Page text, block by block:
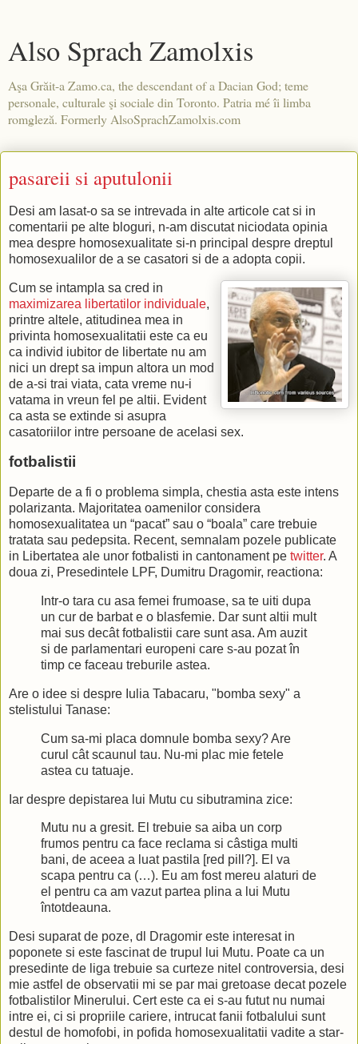
Also Sprach Zamolxis
Aşa Grăit-a Zamo.ca, the descendant of a Dacian God; teme
personale, culturale şi sociale din Toronto. Patria mé îi limba
romgleză. Formerly AlsoSprachZamolxis.com
pasareii si aputulonii
Desi am lasat-o sa se intrevada in alte articole cat si in
comentarii pe alte bloguri, n-am discutat niciodata opinia
mea despre homosexualitate si-n principal despre dreptul
homosexualilor de a se casatori si de a adopta copii.
Cum se intampla sa cred in
maximizarea libertatilor individuale,
printre altele, atitudinea mea in
privinta homosexualitatii este ca eu
ca individ iubitor de libertate nu am
nici un drept sa impun altora un mod
de a-si trai viata, cata vreme nu-i
vatama in vreun fel pe altii. Evident
ca asta se extinde si asupra
casatoriilor intre persoane de acelasi sex.
fotbalistii
Departe de a fi o problema simpla, chestia asta este intens
polarizanta. Majoritatea oamenilor considera
homosexualitatea un “pacat” sau o “boala” care trebuie
tratata sau pedepsita. Recent, semnalam pozele publicate
in Libertatea ale unor fotbalisti in cantonament pe twitter. A
doua zi, Presedintele LPF, Dumitru Dragomir, reactiona:
Intr-o tara cu asa femei frumoase, sa te uiti dupa
un cur de barbat e o blasfemie. Dar sunt altii mult
mai sus decât fotbalistii care sunt asa. Am auzit
si de parlamentari europeni care s-au pozat în
timp ce faceau treburile astea.
Are o idee si despre Iulia Tabacaru, "bomba sexy" a
stelistului Tanase:
Cum sa-mi placa domnule bomba sexy? Are
curul cât scaunul tau. Nu-mi plac mie fetele
astea cu tatuaje.
Iar despre depistarea lui Mutu cu sibutramina zice:
Mutu nu a gresit. El trebuie sa aiba un corp
frumos pentru ca face reclama si câstiga multi
bani, de aceea a luat pastila [red pill?]. El va
scapa pentru ca (…). Eu am fost mereu alaturi de
el pentru ca am vazut partea plina a lui Mutu
întotdeauna.
Desi suparat de poze, dl Dragomir este interesat in
poponete si este fascinat de trupul lui Mutu. Poate ca un
presedinte de liga trebuie sa curteze nitel controversia, desi
mie astfel de observatii mi se par mai gretoase decat pozele
fotbalistilor Minerului. Cert este ca ei s-au futut nu numai
intre ei, ci si propriile cariere, intrucat fanii fotbalului sunt
destul de homofobi, in pofida homosexualitatii vadite a star-